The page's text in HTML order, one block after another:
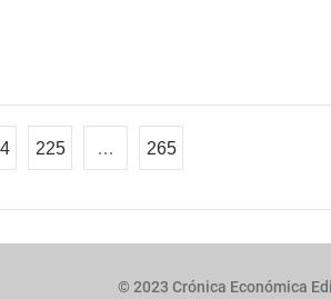
225 … 265
© 2023 Crónica Económica